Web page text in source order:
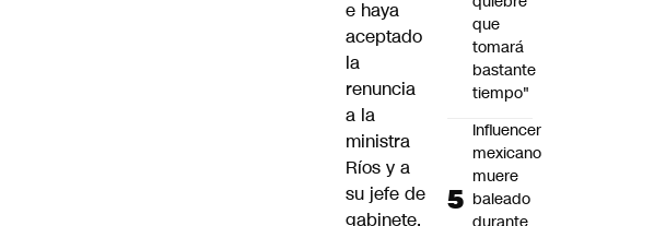
e haya
aceptado
la
renuncia
a la
ministra
Ríos y a
su jefe de
gabinete,
que
tomará
bastante
tiempo"
Influencer
mexicano
muere
baleado